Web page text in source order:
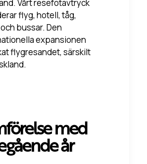
Vårt resefotavtryck
flyg, hotell, tåg,
bussar. Den
expansionen
flygresandet, särskilt
med
år